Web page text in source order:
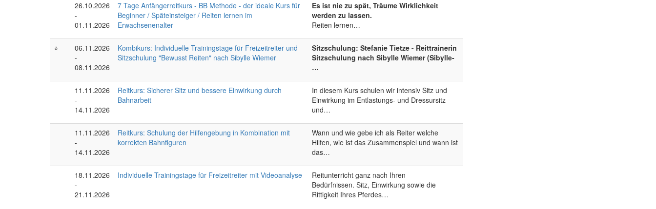
26.10.2026
-
01.11.2026
7 Tage Anfängerreitkurs - BB Methode - der ideale Kurs für
Beginner / Späteinsteiger / Reiten lernen im
Erwachsenenalter
Es ist nie zu spät, Träume Wirklichkeit
werden zu lassen.
Reiten lernen…
⭐
06.11.2026
-
08.11.2026
Kombikurs: Individuelle Trainingstage für Freizeitreiter und
Sitzschulung "Bewusst Reiten" nach Sibylle Wiemer
Sitzschulung: Stefanie Tietze - Reittrainerin
Sitzschulung nach Sibylle Wiemer (Sibylle-
…
11.11.2026
-
14.11.2026
Reitkurs: Sicherer Sitz und bessere Einwirkung durch
Bahnarbeit
In diesem Kurs schulen wir intensiv Sitz und
Einwirkung im Entlastungs- und Dressursitz
und…
11.11.2026
-
14.11.2026
Reitkurs: Schulung der Hilfengebung in Kombination mit
korrekten Bahnfiguren
Wann und wie gebe ich als Reiter welche
Hilfen, wie ist das Zusammenspiel und wann ist
das…
18.11.2026
-
21.11.2026
Individuelle Trainingstage für Freizeitreiter mit Videoanalyse
Reitunterricht ganz nach Ihren
Bedürfnissen. Sitz, Einwirkung sowie die
Rittigkeit Ihres Pferdes…